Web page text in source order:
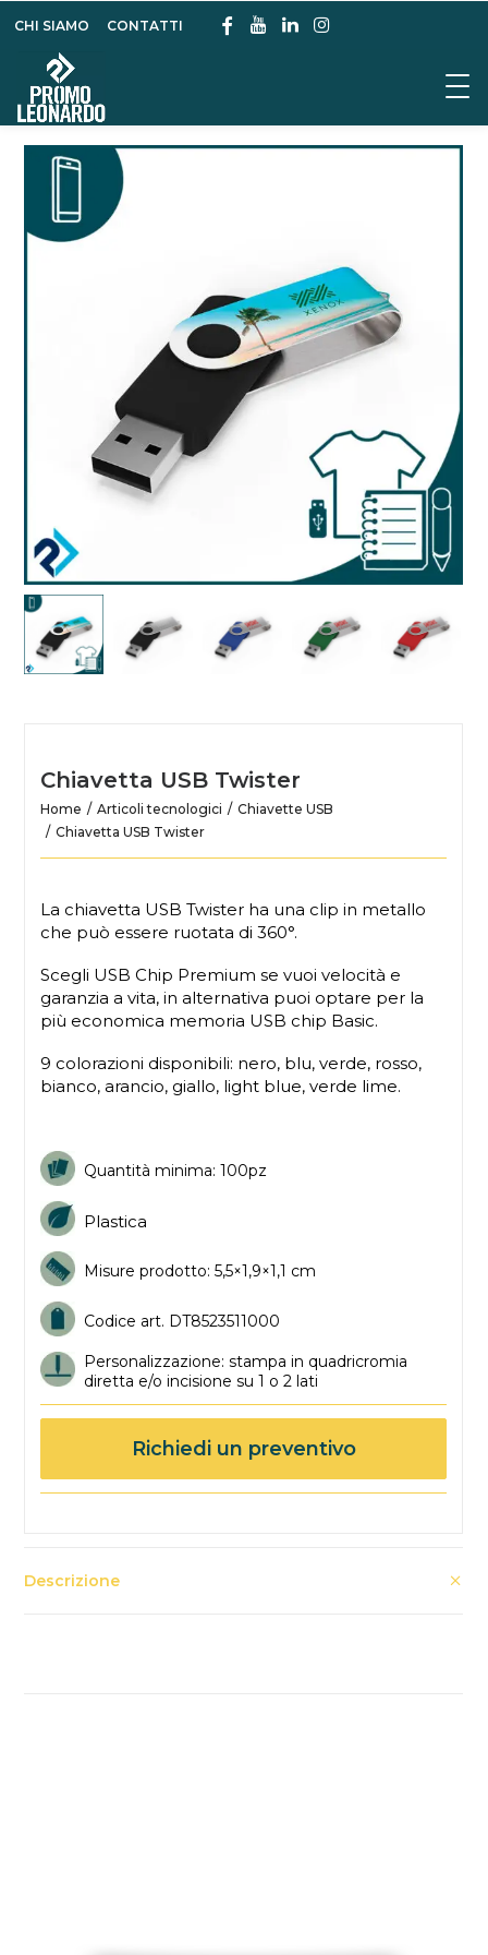
CHI SIAMO CONTATTI
Chiavetta USB Twister
Home Articoli tecnologici
Chiavette USB
Chiavetta USB Twister
La chiavetta USB Twister ha una clip in metallo
che può essere ruotata di 360°.
Scegli USB Chip Premium se vuoi velocità e
garanzia a vita, in alternativa puoi optare per la
più economica memoria USB chip Basic.
9 colorazioni disponibili: nero, blu, verde, rosso,
bianco, arancio, giallo, light blue, verde lime.
Quantità minima:100pz
Plastica
Misure prodotto: 5,5×1,9×1,1 cm
Codice art. DT8523511000
Personalizzazione: stampa in quadricromia
diretta e/o incisione su 1 o 2 lati
Richiedi un preventivo
Descrizione